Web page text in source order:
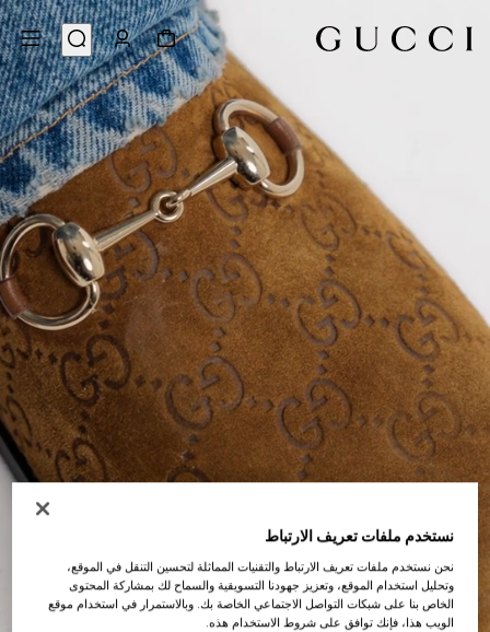
/
8
نستخدم ملفات تعريف الارتباط
نحن نستخدم ملفات تعريف الارتباط والتقنيات المماثلة لتحسين التنقل في الموقع،
وتحليل استخدام الموقع، وتعزيز جهودنا التسويقية والسماح لك بمشاركة المحتوى
الخاص بنا على شبكات التواصل الاجتماعي الخاصة بك. وبالاستمرار في استخدام موقع
الويب هذا، فإنك توافق على شروط الاستخدام هذه.